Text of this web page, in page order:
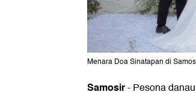
Menara Doa Sinatapan di
Samosir-Pesona